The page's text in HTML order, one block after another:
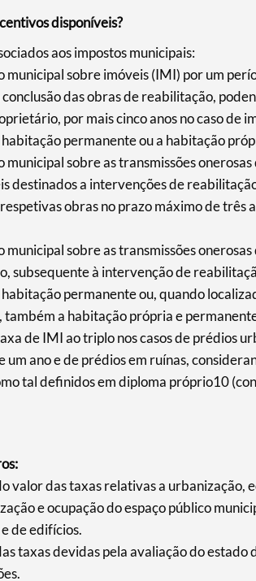
disponíveis?
aos impostos municipais:
municipal sobre imóveis (IMI) por um
das obras de reabilitação,
por mais cinco anos no caso de
permanente ou a habitação
municipal sobre as transmissões
destinados a intervenções de
obras no prazo máximo de três
municipal sobre as transmissões
subsequente à intervenção de
permanente ou, quando
a habitação própria e
de IMI ao triplo nos casos de prédios
um ano e de prédios em ruínas,
tal definidos em diploma próprio10
valor das taxas relativas a urbanização,
e ocupação do espaço público
de edifícios.
taxas devidas pela avaliação do estado